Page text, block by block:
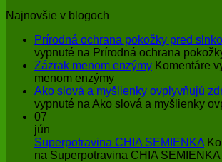
Najnovšie v blogoch
Prírodná ochrana pokožky pred
vypnuté na Prírodná ochrana
Zázrak menom enzýmy Komentáre
menom enzýmy
Ako slová a myšlienky ovplyvňujú
vypnuté na Ako slová a myšlienky
07
jún
Superpotravina CHIA SEMIENKA
na Superpotravina CHIA SEMIENKA